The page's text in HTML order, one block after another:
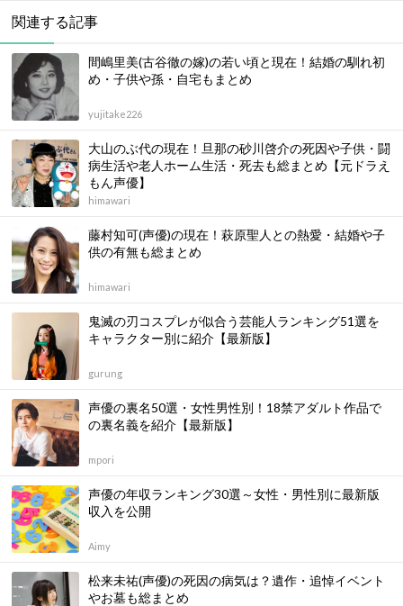
関連する記事
間嶋里美(古谷徹の嫁)の若い頃と現在！結婚の馴れ初
め・子供や孫・自宅もまとめ
yujitake226
大山のぶ代の現在！旦那の砂川啓介の死因や子供・闘
病生活や老人ホーム生活・死去も総まとめ【元ドラえ
もん声優】
himawari
藤村知可(声優)の現在！萩原聖人との熱愛・結婚や子
供の有無も総まとめ
himawari
鬼滅の刃コスプレが似合う芸能人ランキング51選を
キャラクター別に紹介【最新版】
gurung
声優の裏名50選・女性男性別！18禁アダルト作品で
の裏名義を紹介【最新版】
mpori
声優の年収ランキング30選～女性・男性別に最新版
収入を公開
Aimy
松来未祐(声優)の死因の病気は？遺作・追悼イベント
やお墓も総まとめ